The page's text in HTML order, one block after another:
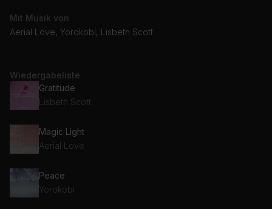
Mit Musik von
Aerial Love, Yorokobi, Lisbeth Scott
Wiedergabeliste
Gratitude
Lisbeth Scott
Magic Light
Aerial Love
Peace
Yorokobi